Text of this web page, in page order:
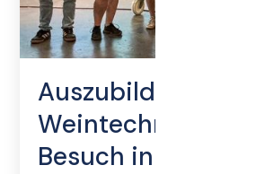
Auszubildende für
Weintechnologie zu
Besuch in Lorsch